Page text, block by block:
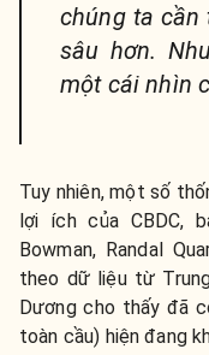
chúng ta cần
sâu hơn.
một cái nhìn
Tuy nhiên, một số
lợi ích của CBDC,
Bowman, Randal
theo dữ liệu từ
Dương cho thấy đã
toàn cầu) hiện đang